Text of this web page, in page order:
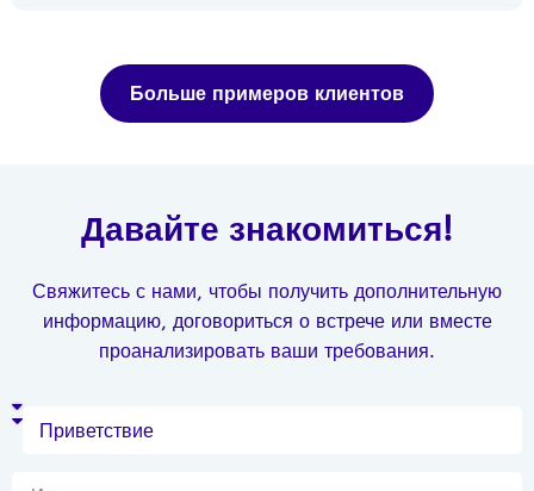
Больше примеров клиентов
Давайте знакомиться!
Свяжитесь с нами, чтобы получить дополнительную
информацию, договориться о встрече или вместе
проанализировать ваши требования.